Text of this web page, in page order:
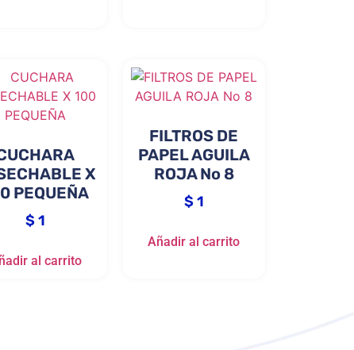
X
PEQUEÑA
$1
al carrito
FILTROS DE
PAPEL AGUILA
ROJA No 8
$1
Añadir al carrito